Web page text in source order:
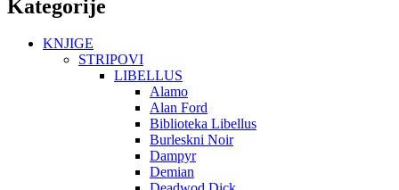
Kategorije
KNJIGE
STRIPOVI
LIBELLUS
Alamo
Alan Ford
Biblioteka Libellus
Burleskni Noir
Dampyr
Demian